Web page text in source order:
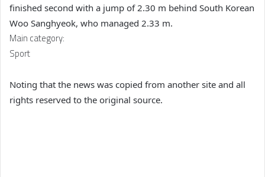
finished second with a jump of 2.30 m behind South Korean
Woo Sanghyeok, who managed 2.33 m.
Main category:
Sport
Noting that the news was copied from another site and all
rights reserved to the original source.